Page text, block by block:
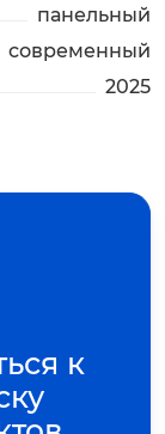
панельный
современный
2025
просмотра
к